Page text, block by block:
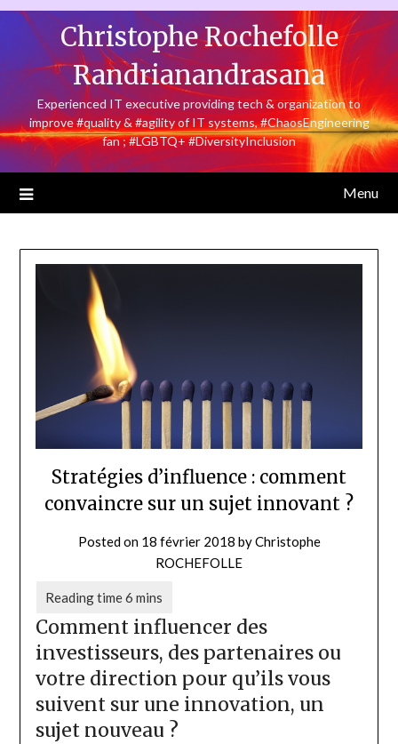
Skip
Christophe Rochefolle
Randrianandrasana
Experienced IT executive providing tech & organization to
improve #quality & #agility of IT systems, #ChaosEngineering
fan ; #LGBTQ+ #DiversityInclusion
Menu
Stratégies d’influence : comment
convaincre sur un sujet innovant ?
Posted on 18 février 2018 byChristophe
ROCHEFOLLE
Comment influencer des
investisseurs, des partenaires ou
votre direction pour qu’ils vous
suivent sur une innovation, un
sujet nouveau ?